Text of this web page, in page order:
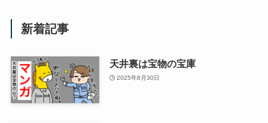
新着記事
天井裏は宝物の宝庫
2025年8月30日